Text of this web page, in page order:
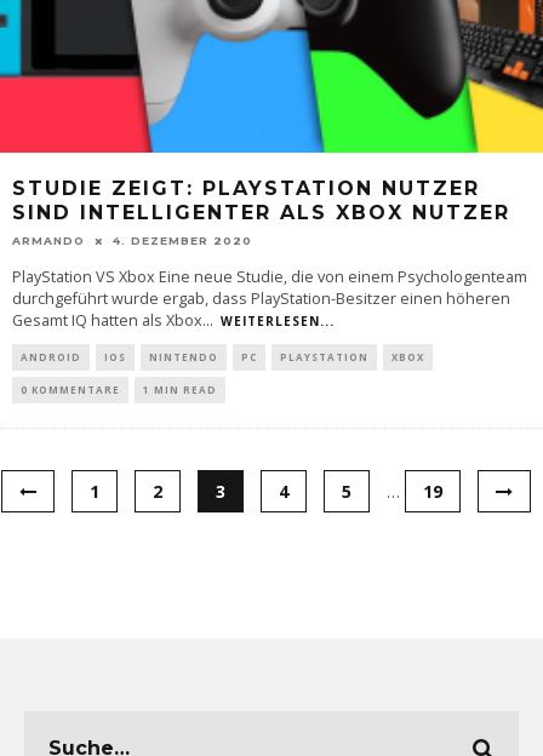
STUDIE ZEIGT: PLAYSTATION NUTZER
SIND INTELLIGENTER ALS XBOX NUTZER
ARMANDO 4. DEZEMBER 2020
PlayStation VS Xbox Eine neue Studie, die von einem Psychologenteam
durchgeführt wurde ergab, dass PlayStation-Besitzer einen höheren
Gesamt IQ hatten als Xbox... WEITERLESEN...
ANDROID IOS NINTENDO PC PLAYSTATION XBOX
0 KOMMENTARE 1 MIN READ
1 2 3 4 5 … 19